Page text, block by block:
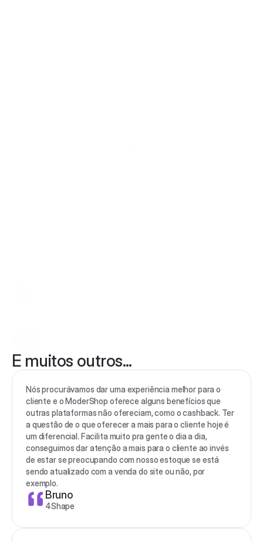
E muitos outros...
Nós procurávamos dar uma experiência melhor para o
cliente e o ModerShop oferece alguns benefícios que
outras plataformas não ofereciam, como o cashback. Ter
a questão de o que oferecer a mais para o cliente hoje é
um diferencial. Facilita muito pra gente o dia a dia,
conseguimos dar atenção a mais para o cliente ao invés
de estar se preocupando com nosso estoque se está
sendo atualizado com a venda do site ou não, por
exemplo.
Bruno
4Shape